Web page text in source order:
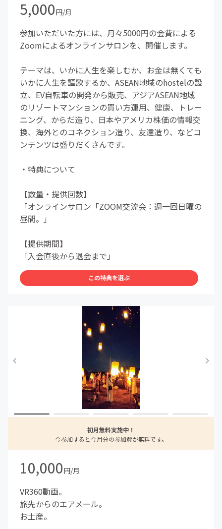
5,000円/月
参加いただいた方には、月々5000円の会費による
Zoomによるオンラインサロンを、開催します。
テーマは、いかに人生を楽しむか、お金は無くても
いかに人生を謳歌するか、ASEAN地域のhostelの設
立、EV自転車の開発から販売、アジアASEAN地域
のリゾートマンションの買い方運用、健康、トレー
ニング、からだ造り、日本やアメリカ株価の情報交
換、海外とのコネクション造り、友達造り、などコ
ンテンツは盛りだくさんです。
・特典について
【数量・提供回数】
「オンラインサロン「ZOOM交流会：週一回日曜の
昼間。」
【提供期間】
「入会直後から退会まで」
この特典を選ぶ
初月無料実施中！
今参加すると今月分の参加費が無料です。
10,000円/月
VR360動画。
旅先からのエアメール。
お土産。